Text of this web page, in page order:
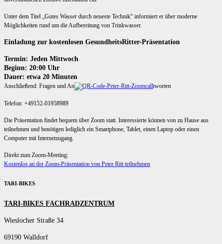
Unter dem Titel „Gutes Wasser durch neueste Technik“ informiert er über moderne
Möglichkeiten rund um die Aufbereitung von Trinkwasser.
Einladung zur kostenlosen GesundheitsRitter-Präsentation
Termin: Jeden Mittwoch
Beginn: 20:00 Uhr
Dauer: etwa 20 Minuten
Anschließend: Fragen und An tworten
Telefon: +49152-01958989
Die Präsentation findet bequem über Zoom statt. Interessierte können von zu Hause aus
teilnehmen und benötigen lediglich ein Smartphone, Tablet, einen Laptop oder einen
Computer mit Internetzugang.
Direkt zum Zoom-Meeting:
Kostenlos an der Zoom-Präsentation von Peter Ritt teilnehmen
TARI-BIKES
TARI-BIKES FACHRADZENTRUM
Wieslocher Straße 34
69190 Walldorf